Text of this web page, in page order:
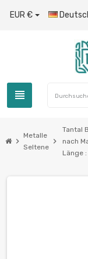
EUR €
view_headline
chevron_right
Metalle
Seltene
chevron_right
Tantal
nach
Länge